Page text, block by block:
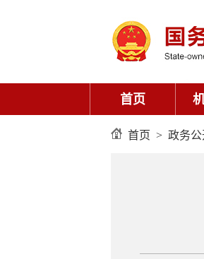
首页
首页 > 政务公